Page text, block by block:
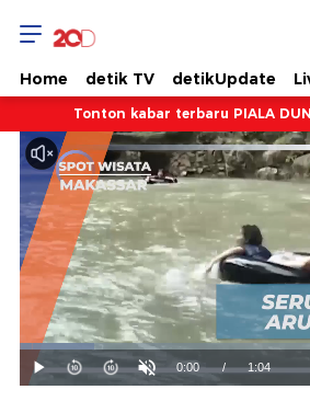
Home detik TV detikUpdate
Tonton kabar terbaru PIALA
Mainkan
Suara
Hidup
Waktu
0:00 / Durasi
1:04
Dimuat:
16.43%